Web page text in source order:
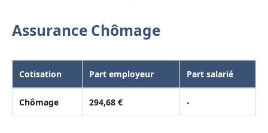
Assurance Chômage
Cotisation Part employeur Part salarié
Chômage 294,68 € -